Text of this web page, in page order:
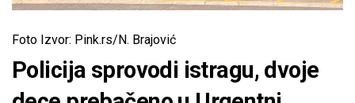
Foto Izvor: Pink.rs/N. Brajović
Policija sprovodi istragu, dvoje